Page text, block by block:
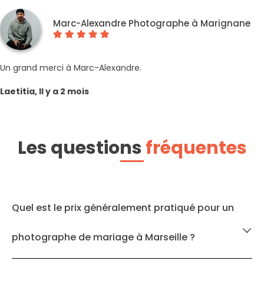
Marc-Alexandre Photographe à Marignane
Un grand merci à Marc-Alexandre.
Laetitia, Il y a 2 mois
Les questionsfréquentes
Quel est le prix généralement pratiqué pour un
photographe de mariage à Marseille ?